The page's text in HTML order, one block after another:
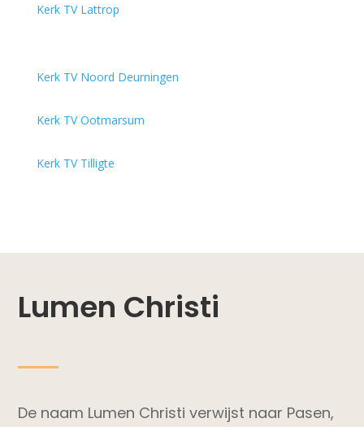
Kerk TV Lattrop
Kerk TV Noord Deurningen
Kerk TV Ootmarsum
Kerk TV Tilligte
Lumen Christi
De naam Lumen Christi verwijst naar Pasen,